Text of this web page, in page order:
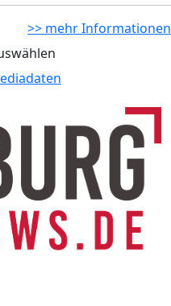
>> mehr Informationen